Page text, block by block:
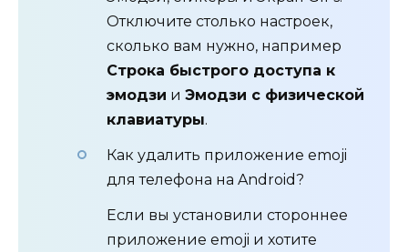
Отключите столько настроек,
сколько вам нужно, например
Строка быстрого доступа к
эмодзи и Эмодзи с физической
клавиатуры.
Как удалить приложение emoji
для телефона на Android?
Если вы установили стороннее
приложение emoji и хотите